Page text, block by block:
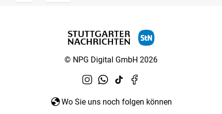
© NPG Digital GmbH 2026
Wo Sie uns noch folgen können